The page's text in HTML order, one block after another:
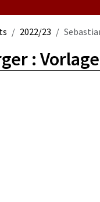
2022/23
: